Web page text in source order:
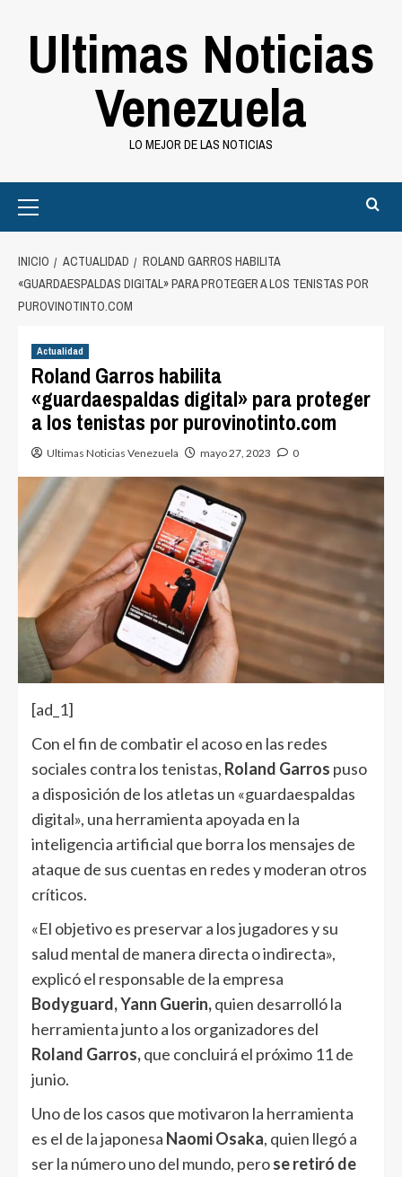
Ultimas Noticias
Venezuela
LO MEJOR DE LAS NOTICIAS
Menu
INICIO ACTUALIDAD
ROLAND GARROS HABILITA
«GUARDAESPALDAS DIGITAL» PARA PROTEGER A LOS TENISTAS POR
PUROVINOTINTO.COM
Actualidad
Roland Garros habilita
«guardaespaldas digital» para proteger
a los tenistas por purovinotinto.com
Ultimas Noticias Venezuela mayo 27, 2023 0
[ad_1]
Con el fin de combatir el acoso en las redes
sociales contra los tenistas, Roland Garros puso
a disposición de los atletas un «guardaespaldas
digital», una herramienta apoyada en la
inteligencia artificial que borra los mensajes de
ataque de sus cuentas en redes y moderan otros
críticos.
«El objetivo es preservar a los jugadores y su
salud mental de manera directa o indirecta»,
explicó el responsable de la empresa
Bodyguard, Yann Guerin,quien desarrolló la
herramienta junto a los organizadores del
Roland Garros,que concluirá el próximo 11 de
junio.
Uno de los casos que motivaron la herramienta
es el de la japonesa Naomi Osaka, quien llegó a
ser la número uno del mundo, perose retiró de